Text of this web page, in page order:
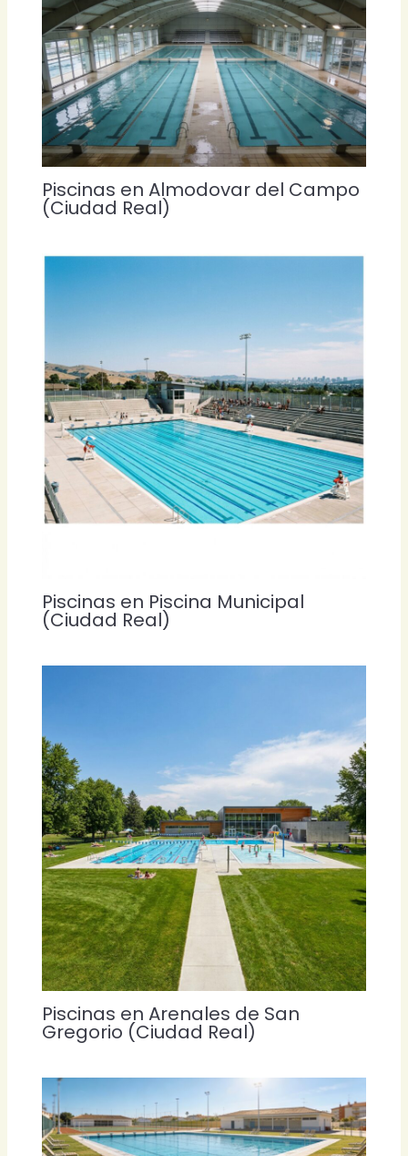
Piscinas en Almodovar del Campo
(Ciudad Real)
Piscinas en Piscina Municipal
(Ciudad Real)
Piscinas en Arenales de San
Gregorio (Ciudad Real)